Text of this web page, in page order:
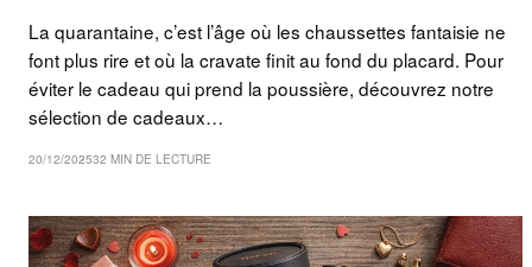
La quarantaine, c’est l’âge où les chaussettes fantaisie ne
font plus rire et où la cravate finit au fond du placard. Pour
éviter le cadeau qui prend la poussière, découvrez notre
sélection de cadeaux…
20/12/202532 MIN DE LECTURE